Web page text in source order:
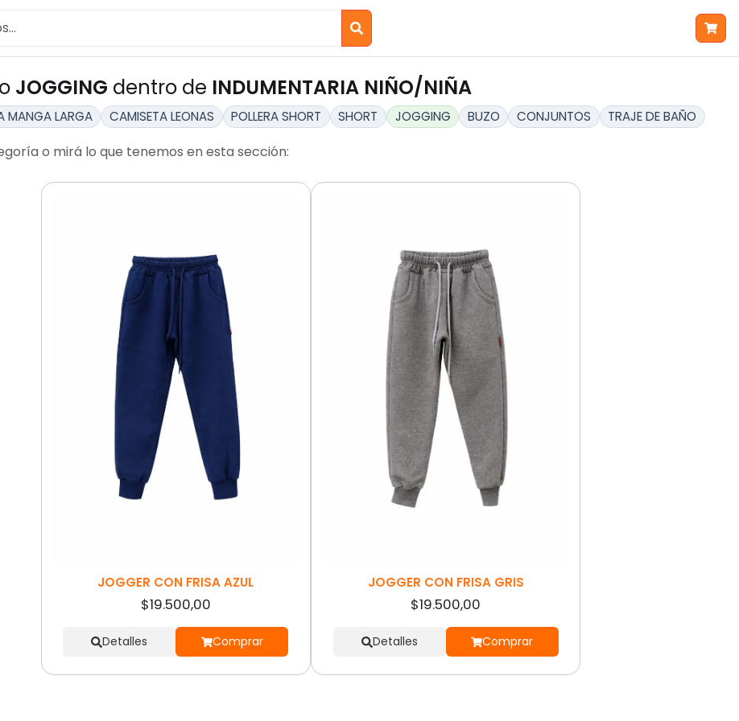
JOGGING dentro de INDUMENTARIA NIÑO/NIÑA
MANGA LARGA CAMISETA LEONAS POLLERA SHORT SHORT JOGGING BUZO CONJUNTOS TRAJE DE BAÑO
o mirá lo que tenemos en esta sección:
JOGGER CON FRISA AZUL
$19.500,00
Detalles Comprar
JOGGER CON FRISA GRIS
$19.500,00
Detalles Comprar